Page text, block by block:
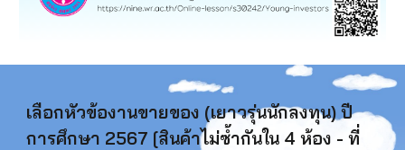
เลือกหัวข้องานขายของ (เยาวรุ่นนักลงทุน) ปี
การศึกษา 2567 [สินค้าไม่ซ้ำกันใน 4 ห้อง - ที่